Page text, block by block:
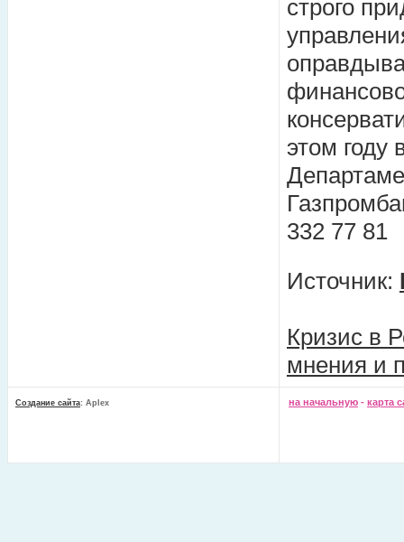
строго
этом
332 77 81
Источник:
Кризис в
мнения и
Создание сайта: Aplex на начальную - карта